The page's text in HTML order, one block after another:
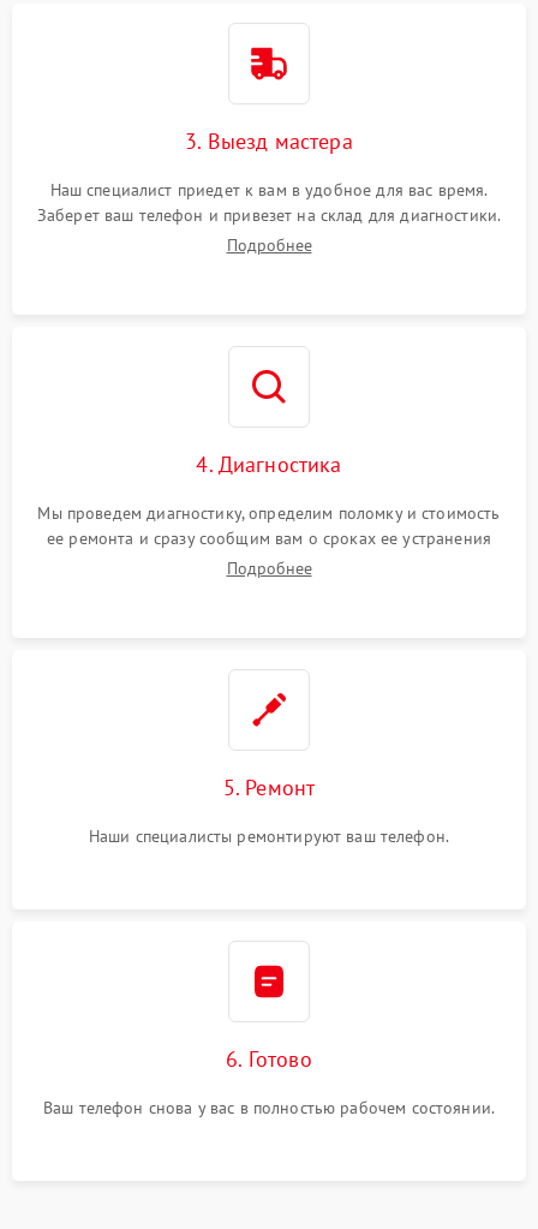
3. Выезд мастера
Наш специалист приедет к вам в удобное для вас время.
Заберет ваш телефон и привезет на склад для диагностики.
Подробнее
4. Диагностика
Мы проведем диагностику, определим поломку и стоимость
ее ремонта и сразу сообщим вам о сроках ее устранения
Подробнее
5. Ремонт
Наши специалисты ремонтируют ваш телефон.
6. Готово
Ваш телефон снова у вас в полностью рабочем состоянии.